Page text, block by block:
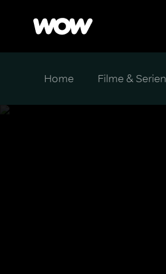
Home Filme & Serien